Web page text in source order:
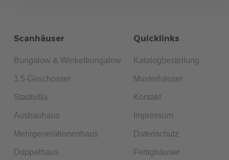
Scanhäuser
Bungalow & Winkelbungalow
1,5-Geschosser
Stadtvilla
Ausbauhaus
Mehrgenerationenhaus
Doppelhaus
Quicklinks
Katalogbestellung
Musterhäuser
Kontakt
Impressum
Datenschutz
Fertighäuser